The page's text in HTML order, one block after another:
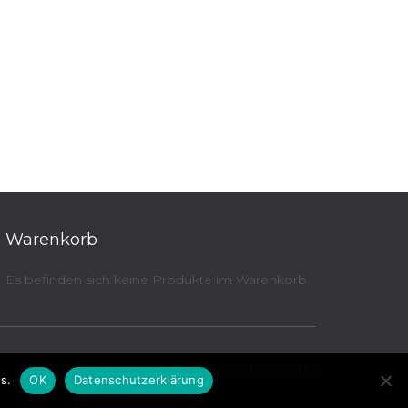
Warenkorb
Es befinden sich keine Produkte im Warenkorb.
Hestia | Entwickelt von
OK Datenschutzerklärung